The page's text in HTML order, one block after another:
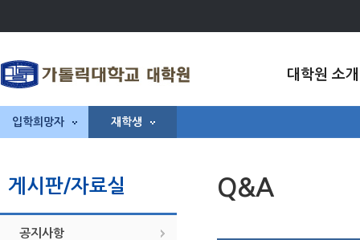
대학원 소개
입학희망자 재학생
게시판/자료실
공지사항
Q&A